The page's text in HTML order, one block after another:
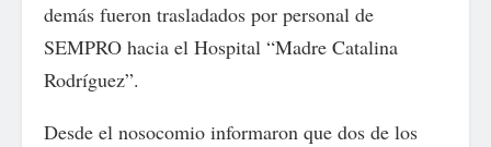
demás fueron trasladados por personal de
SEMPRO hacia el Hospital “Madre Catalina
Rodríguez”.
Desde el nosocomio informaron que dos de los